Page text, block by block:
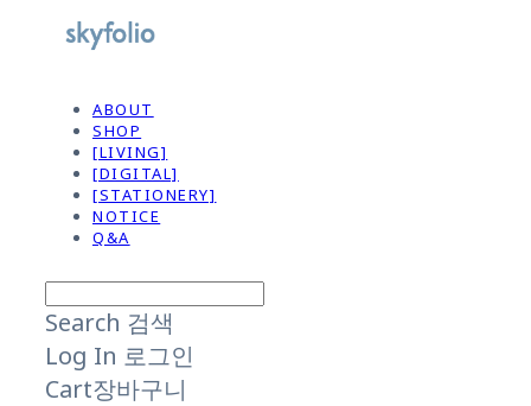
ABOUT
SHOP
[LIVING]
[DIGITAL]
[STATIONERY]
NOTICE
Q&A
Search 검색
Log In 로그인
Cart장바구니